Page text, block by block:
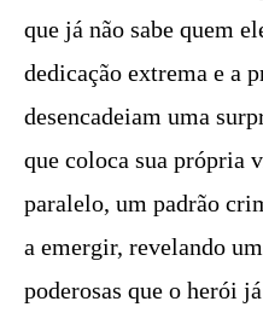
que já não sabe quem
dedicação extrema e a
desencadeiam uma
que coloca sua própria
paralelo, um padrão
a emergir, revelando
poderosas que o herói